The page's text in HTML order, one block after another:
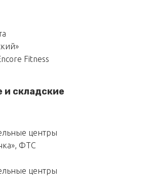
Fitness
и складские
центры
ФТС
центры